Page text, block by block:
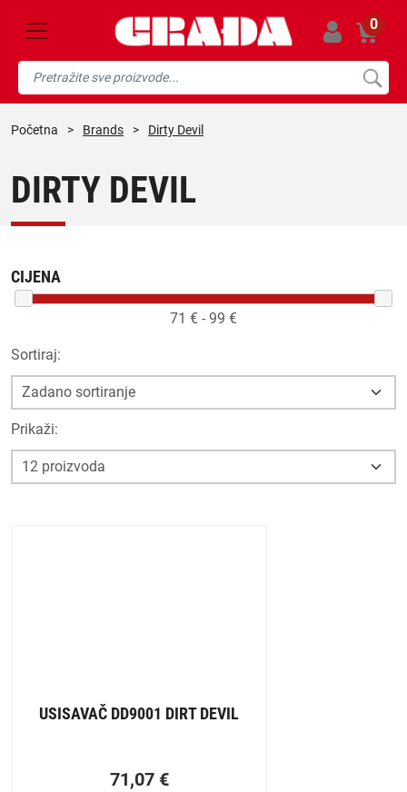
0
početna > Brands > Dirty Devil
DIRTY DEVIL
CIJENA
71 € - 99 €
Sortiraj:
Prikaži:
USISAVAČ DD9001 DIRT DEVIL
71,07 €